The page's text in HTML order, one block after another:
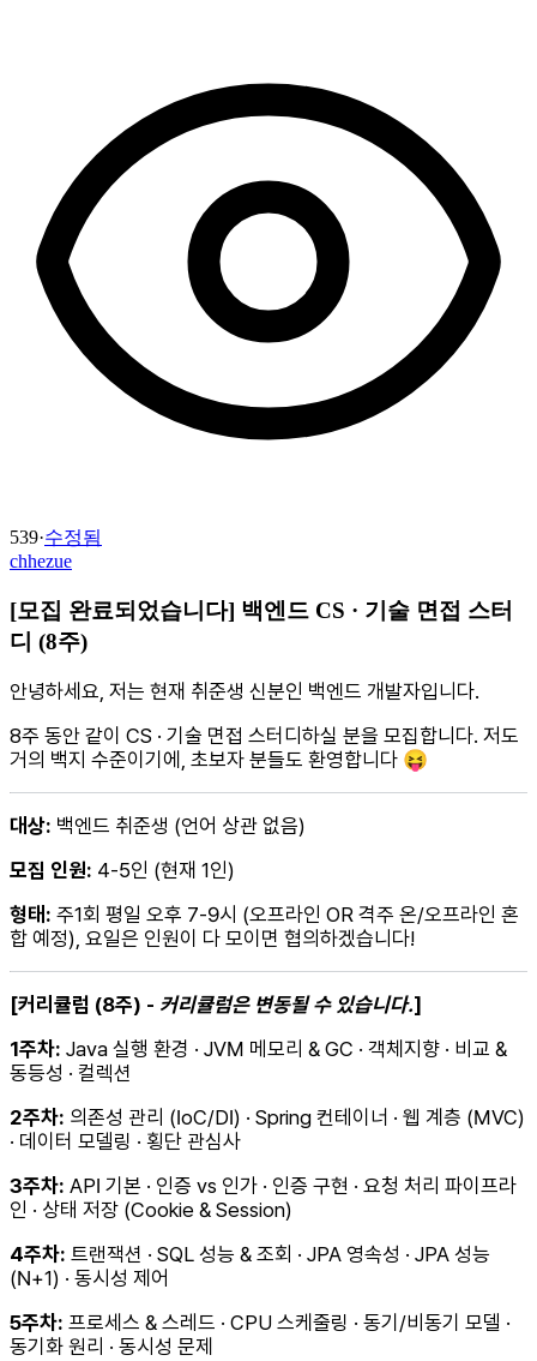
539·수정됨
chhezue
[모집 완료되었습니다] 백엔드 CS · 기술 면접 스터
디 (8주)
안녕하세요, 저는 현재 취준생 신분인 백엔드 개발자입니다.
8주 동안 같이 CS · 기술 면접 스터디하실 분을 모집합니다. 저도
거의 백지 수준이기에, 초보자 분들도 환영합니다 😝
대상: 백엔드 취준생 (언어 상관 없음)
모집 인원: 4-5인 (현재 1인)
형태: 주1회 평일 오후 7-9시 (오프라인 OR 격주 온/오프라인 혼
합 예정), 요일은 인원이 다 모이면 협의하겠습니다!
[커리큘럼 (8주) - 커리큘럼은 변동될 수 있습니다.]
1주차: Java 실행 환경 · JVM 메모리 & GC · 객체지향 · 비교 &
동등성 · 컬렉션
2주차: 의존성 관리 (IoC/DI) · Spring 컨테이너 · 웹 계층 (MVC)
· 데이터 모델링 · 횡단 관심사
3주차: API 기본 · 인증 vs 인가 · 인증 구현 · 요청 처리 파이프라
인 · 상태 저장 (Cookie & Session)
4주차: 트랜잭션 · SQL 성능 & 조회 · JPA 영속성 · JPA 성능
(N+1) · 동시성 제어
5주차: 프로세스 & 스레드 · CPU 스케줄링 · 동기/비동기 모델 ·
동기화 원리 · 동시성 문제